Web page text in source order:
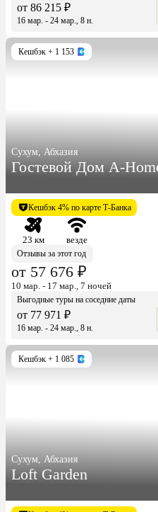
от 86 215 ₽
16 мар. - 24 мар., 8 н.
Кешбэк + 1 153
Сухум, Абхазия
Гостевой Дом A-
Кешбэк 4% по карте Т-Банка
23 км
везде
Отзывы за этот год
от 57 676 ₽
10 мар. - 17 мар., 7 ночей
Выгодные туры на соседние даты
от 77 971 ₽
16 мар. - 24 мар., 8 н.
Кешбэк + 1 085
Сухум, Абхазия
Loft Garden